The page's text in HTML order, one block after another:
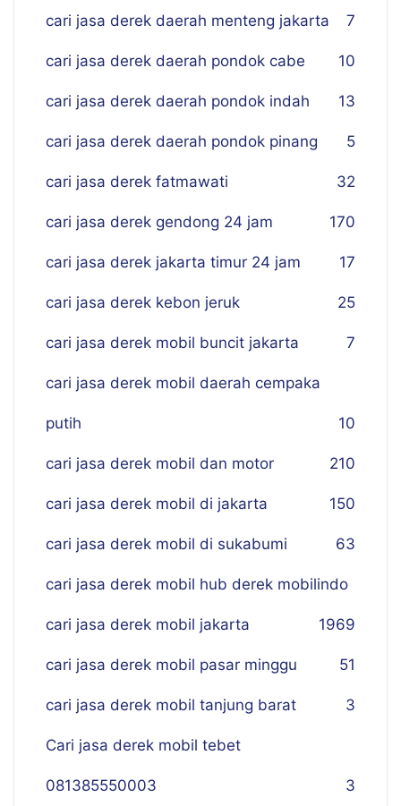
cari jasa derek daerah menteng jakarta 7
cari jasa derek daerah pondok cabe 10
cari jasa derek daerah pondok indah 13
cari jasa derek daerah pondok pinang 5
cari jasa derek fatmawati 32
cari jasa derek gendong 24 jam 170
cari jasa derek jakarta timur 24 jam 17
cari jasa derek kebon jeruk 25
cari jasa derek mobil buncit jakarta 7
cari jasa derek mobil daerah cempaka
putih 10
cari jasa derek mobil dan motor 210
cari jasa derek mobil di jakarta 150
cari jasa derek mobil di sukabumi 63
cari jasa derek mobil hub derek mobilindo
69
cari jasa derek mobil jakarta 19
cari jasa derek mobil pasar minggu 51
cari jasa derek mobil tanjung barat 3
Cari jasa derek mobil tebet
081385550003 3